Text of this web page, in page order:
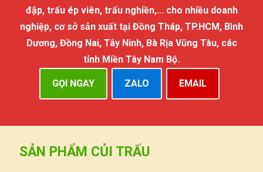
đập, trấu ép viên, trấu nghiền,... cho nhiều doanh
nghiệp, cơ sở sản xuất tại Đồng Tháp, TP.HCM, Bình
Dương, Đồng Nai, Tây Ninh, Bà Rịa Vũng Tàu, các
tỉnh Miền Tây Nam Bộ.
GỌI NGAY ZALO EMAIL
SẢN PHẨM CỦI TRẤU